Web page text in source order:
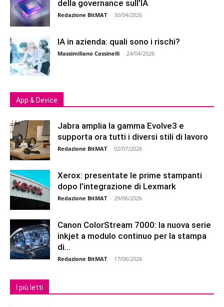
della governance sull’IA
Redazione BitMAT - 30/04/2026
IA in azienda: quali sono i rischi?
Massimiliano Cassinelli - 24/04/2026
App & Device
Jabra amplia la gamma Evolve3 e
supporta ora tutti i diversi stili di lavoro
Redazione BitMAT - 02/07/2026
Xerox: presentate le prime stampanti
dopo l’integrazione di Lexmark
Redazione BitMAT - 29/06/2026
Canon ColorStream 7000: la nuova serie
inkjet a modulo continuo per la stampa
di...
Redazione BitMAT - 17/06/2026
I più letti